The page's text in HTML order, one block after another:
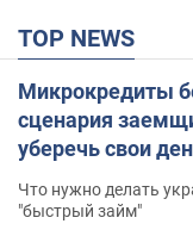
TOP NEWS
Микрокредиты
сценария
уберечь свои
Что нужно делать
"быстрый займ"